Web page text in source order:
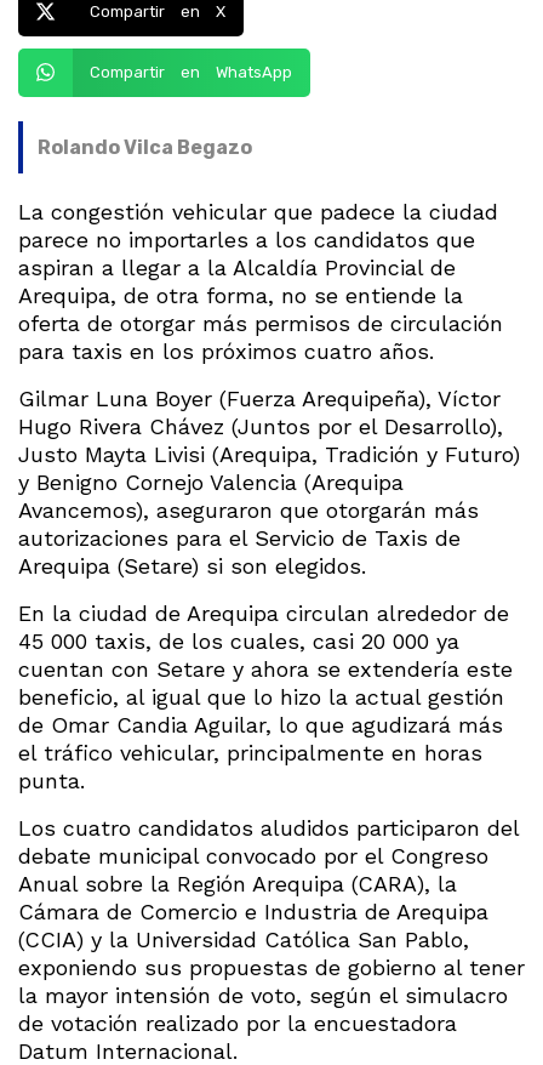
Compartir en X
Compartir en WhatsApp
Rolando Vilca Begazo
La congestión vehicular que padece la ciudad
parece no importarles a los candidatos que
aspiran a llegar a la Alcaldía Provincial de
Arequipa, de otra forma, no se entiende la
oferta de otorgar más permisos de circulación
para taxis en los próximos cuatro años.
Gilmar Luna Boyer (Fuerza Arequipeña), Víctor
Hugo Rivera Chávez (Juntos por el Desarrollo),
Justo Mayta Livisi (Arequipa, Tradición y Futuro)
y Benigno Cornejo Valencia (Arequipa
Avancemos), aseguraron que otorgarán más
autorizaciones para el Servicio de Taxis de
Arequipa (Setare) si son elegidos.
En la ciudad de Arequipa circulan alrededor de
45 000 taxis, de los cuales, casi 20 000 ya
cuentan con Setare y ahora se extendería este
beneficio, al igual que lo hizo la actual gestión
de Omar Candia Aguilar, lo que agudizará más
el tráfico vehicular, principalmente en horas
punta.
Los cuatro candidatos aludidos participaron del
debate municipal convocado por el Congreso
Anual sobre la Región Arequipa (CARA), la
Cámara de Comercio e Industria de Arequipa
(CCIA) y la Universidad Católica San Pablo,
exponiendo sus propuestas de gobierno al tener
la mayor intensión de voto, según el simulacro
de votación realizado por la encuestadora
Datum Internacional.